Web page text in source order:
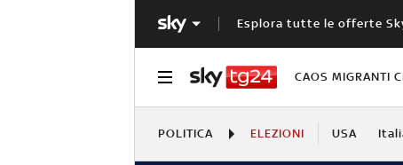
Esplora tutte le offerte
CAOS MIGRANTI
POLITICA ELEZIONI USA